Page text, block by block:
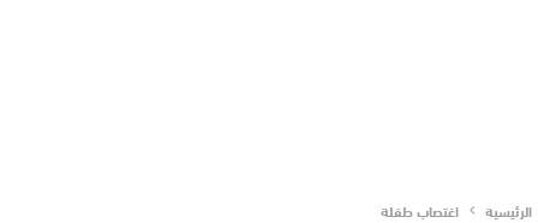
الرئيسية اغتصاب طفلة